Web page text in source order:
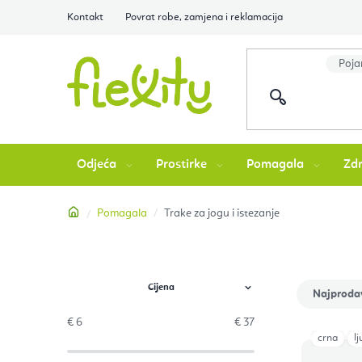
Kontakt Povrat robe, zamjena i reklamacija
Odjeća Prostirke Pomagala
Početna
Pomagala Trake za jogu i istezanje
o
č
€ 6 € 37
crna